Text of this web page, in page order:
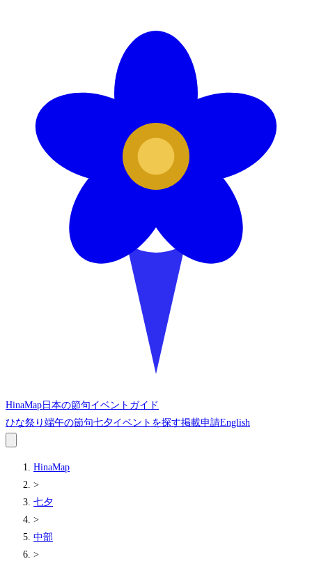
HinaMap 日本の節句イベントガイド
ひな祭り 端午の節句七夕イベントを探す掲載申請English
HinaMap
>
七夕
>
中部
>